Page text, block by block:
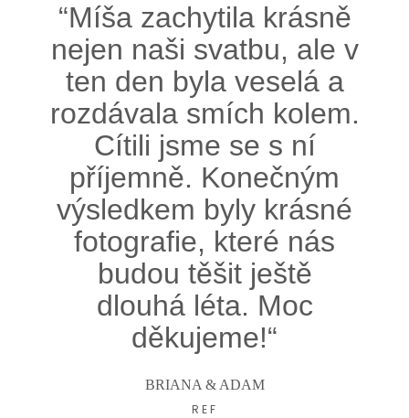
“Míša zachytila krásně
nejen naši svatbu, ale v
ten den byla veselá a
rozdávala smích kolem.
Cítili jsme se s ní
příjemně. Konečným
výsledkem byly krásné
fotografie, které nás
budou těšit ještě
dlouhá léta. Moc
děkujeme!“
BRIANA & ADAM
REF